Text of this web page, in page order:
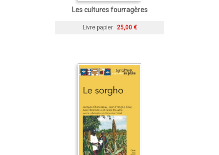
Les cultures fourragères
Livre papier 25,00 €